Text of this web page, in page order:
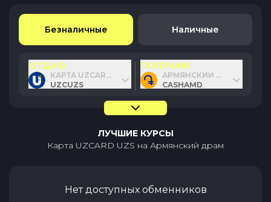
Безналичные Наличные
ОТДАЮ
КАРТА UZCARD UZS
UZCUZS
ПОЛУЧАЮ
АРМЯНСКИЙ ДРАМ
CASHAMD
ЛУЧШИЕ КУРСЫ
Карта UZCARD UZS на Армянский драм
Нет доступных обменников